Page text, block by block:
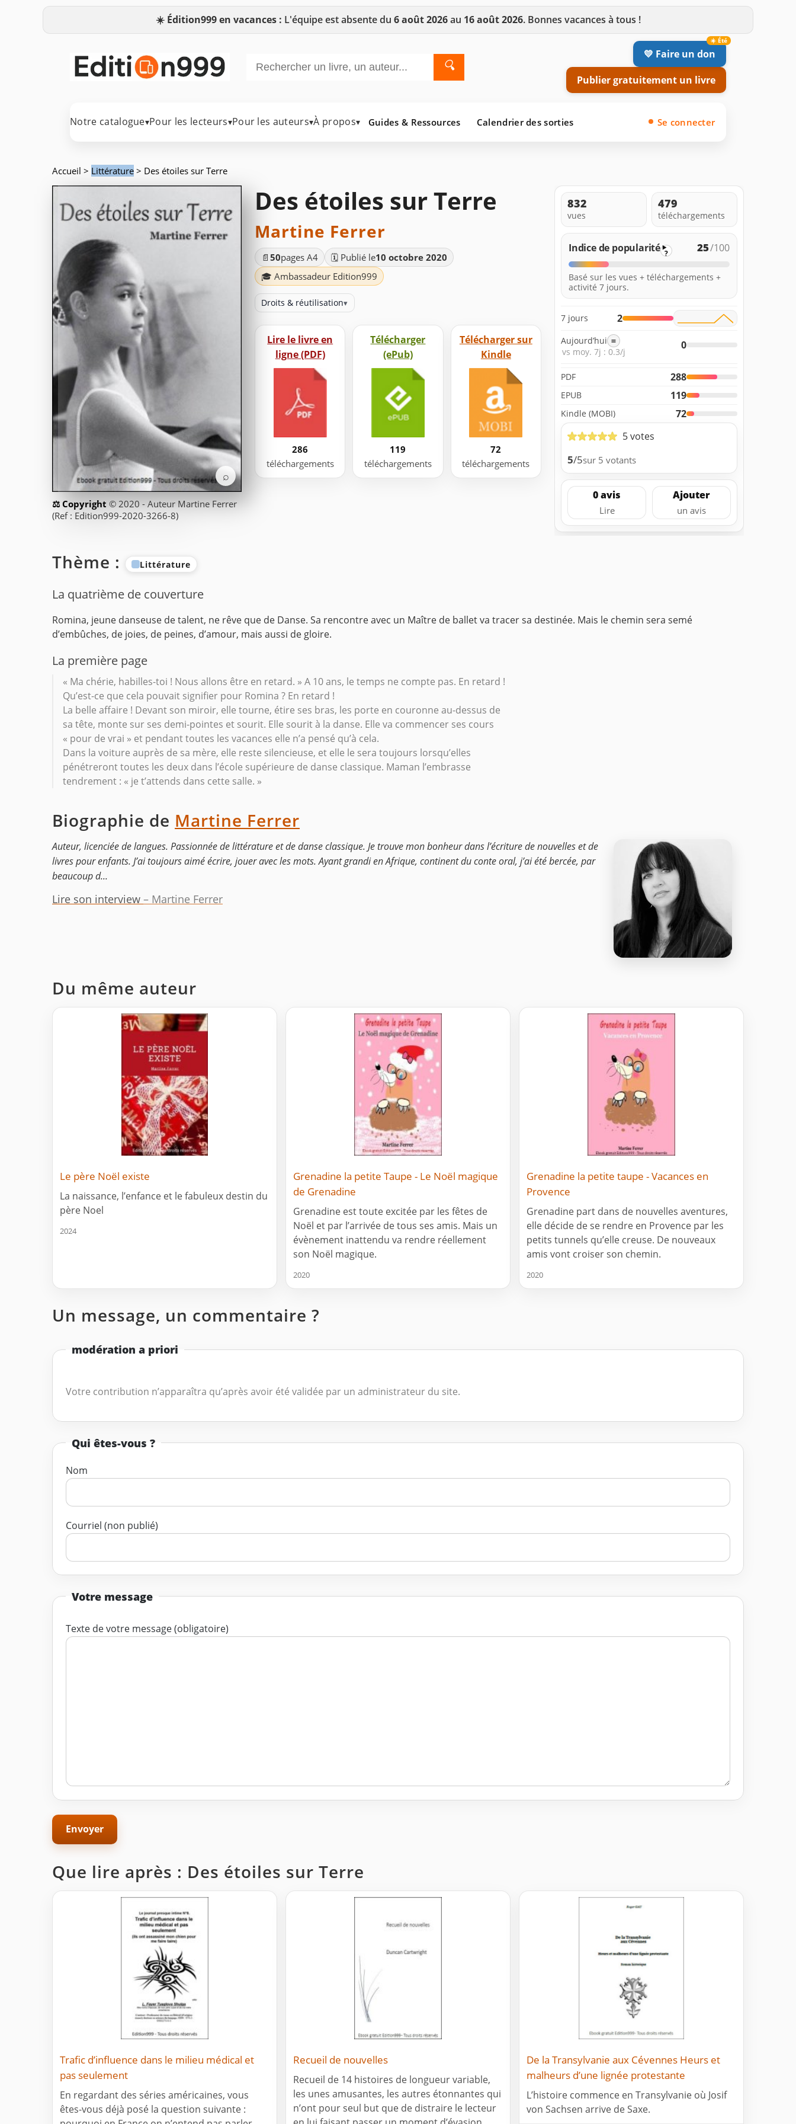
☀️ Édition999 en vacances : L'équipe est absente du 6 août 2026au 16 août 2026. Bonnes vacances à tous !
🔍
💛 Faire un don
Publier gratuitement un livre
Notre catalogue▾Pour les lecteurs▾Pour les auteurs▾À propos▾ Guides & Ressources Calendrier des sorties Se connecter
Accueil > Littérature > Des étoiles sur Terre
⌕
© 2020 - Auteur Martine Ferrer
(Ref : Edition999-2020-3266-8)
Des étoiles sur Terre
Martine Ferrer
📄 50pages A4 🗓️ Publié le10 octobre 2020
🎓 Ambassadeur Edition999
Droits & réutilisation▾
Lire le livre en
ligne (PDF)
286
téléchargements
Télécharger
(ePub)
119
téléchargements
Télécharger sur
Kindle
72
téléchargements
832
vues
479
téléchargements
Indice de popularité ? 25/100
Basé sur les vues + téléchargements +
activité 7 jours.
7 jours 2
Aujourd’hui =
vs moy. 7j : 0.3/j
0
PDF 288
EPUB 119
Kindle (MOBI)
72
5 votes
5/5sur 5 votants
0 avis
Lire
Ajouter
un avis
Thème : Littérature
La quatrième de couverture
Romina, jeune danseuse de talent, ne rêve que de Danse. Sa rencontre avec un Maître de ballet va tracer sa destinée. Mais le chemin sera semé
d’embûches, de joies, de peines, d’amour, mais aussi de gloire.
La première page
« Ma chérie, habilles-toi ! Nous allons être en retard. » A 10 ans, le temps ne compte pas. En retard !
Qu’est-ce que cela pouvait signifier pour Romina ? En retard !
La belle affaire ! Devant son miroir, elle tourne, étire ses bras, les porte en couronne au-dessus de
sa tête, monte sur ses demi-pointes et sourit. Elle sourit à la danse. Elle va commencer ses cours
« pour de vrai » et pendant toutes les vacances elle n’a pensé qu’à cela.
Dans la voiture auprès de sa mère, elle reste silencieuse, et elle le sera toujours lorsqu’elles
pénétreront toutes les deux dans l’école supérieure de danse classique. Maman l’embrasse
tendrement : « je t’attends dans cette salle. »
Biographie de Martine Ferrer
Auteur, licenciée de langues. Passionnée de littérature et de danse classique. Je trouve mon bonheur dans l’écriture de nouvelles et de
livres pour enfants. J’ai toujours aimé écrire, jouer avec les mots. Ayant grandi en Afrique, continent du conte oral, j’ai été bercée, par
beaucoup d...
Lire son interview – Martine Ferrer
Du même auteur
Le père Noël existe
La naissance, l’enfance et le fabuleux destin du
père Noel
2024
Grenadine la petite Taupe - Le Noël magique
de Grenadine
Grenadine est toute excitée par les fêtes de
Noël et par l’arrivée de tous ses amis. Mais un
évènement inattendu va rendre réellement
son Noël magique.
2020
Grenadine la petite taupe - Vacances en
Provence
Grenadine part dans de nouvelles aventures,
elle décide de se rendre en Provence par les
petits tunnels qu’elle creuse. De nouveaux
amis vont croiser son chemin.
2020
Un message, un commentaire ?
modération a priori
Votre contribution n’apparaîtra qu’après avoir été validée par un administrateur du site.
Qui êtes-vous ?
Nom
Courriel (non publié)
Votre message
Texte de votre message (obligatoire)
Que lire après : Des étoiles sur Terre
Trafic d’influence dans le milieu médical et
pas seulement
En regardant des séries américaines, vous
êtes-vous déjà posé la question suivante :
Recueil de nouvelles
Recueil de 14 histoires de longueur variable,
les unes amusantes, les autres étonnantes qui
n’ont pour seul but que de distraire le lecteur
De la Transylvanie aux Cévennes Heurs et
malheurs d’une lignée protestante
L’histoire commence en Transylvanie où Josif
von Sachsen arrive de Saxe.